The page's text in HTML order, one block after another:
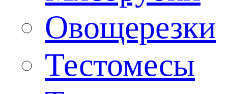
Овощерезки
Тестомесы